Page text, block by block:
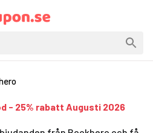
- 25% rabatt Augusti 2026